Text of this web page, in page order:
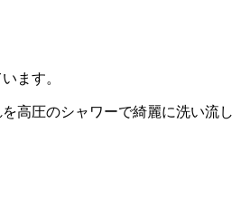
ます。
高圧のシャワーで綺麗に洗い流し